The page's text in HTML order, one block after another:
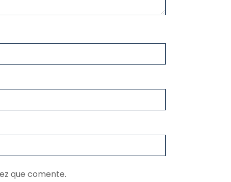
que comente.